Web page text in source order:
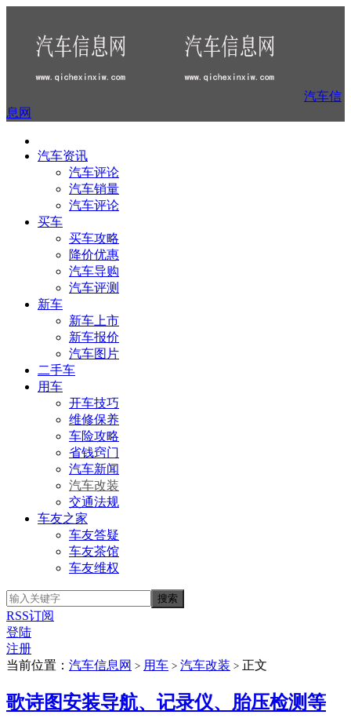
汽车信
息网
汽车资讯
汽车评论
汽车销量
汽车评论
买车
买车攻略
降价优惠
汽车导购
汽车评测
新车
新车上市
新车报价
汽车图片
二手车
用车
开车技巧
维修保养
车险攻略
省钱窍门
汽车新闻
汽车改装
交通法规
车友之家
车友答疑
车友茶馆
车友维权
RSS订阅
登陆
注册
当前位置： 汽车信息网 > 用车 > 汽车改装 > 正文
歌诗图安装导航、记录仪、胎压检测等